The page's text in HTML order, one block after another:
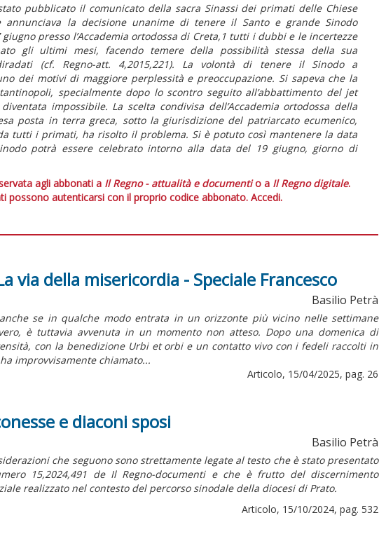
pubblicato il comunicato della sacra Sinassi dei primati delle Chiese
annunciava la decisione unanime di tenere il Santo e grande Sinodo
presso l’Accademia ortodossa di Creta,1 tutti i dubbi e le incertezze
gli ultimi mesi, facendo temere della possibilità stessa della sua
(cf. Regno-att. 4,2015,221). La volontà di tenere il Sinodo a
dei motivi di maggiore perplessità e preoccupazione. Si sapeva che la
specialmente dopo lo scontro seguito all’abbattimento del jet
impossibile. La scelta condivisa dell’Accademia ortodossa della
posta in terra greca, sotto la giurisdizione del patriarcato ecumenico,
tutti i primati, ha risolto il problema. Si è potuto così mantenere la data
potrà essere celebrato intorno alla data del 19 giugno, giorno di
agli abbonati a Il Regno - attualità e documentio a Il Regno digitale.
possono autenticarsi con il proprio codice abbonato. Accedi.
via della misericordia - Speciale Francesco
Basilio Petrà
se in qualche modo entrata in un orizzonte più vicino nelle settimane
è tuttavia avvenuta in un momento non atteso. Dopo una domenica di
con la benedizione Urbi et orbi e un contatto vivo con i fedeli raccolti in
improvvisamente chiamato...
Articolo, 15/04/2025, pag. 26
e diaconi sposi
Basilio Petrà
che seguono sono strettamente legate al testo che è stato presentato
15,2024,491 de Il Regno-documenti e che è frutto del discernimento
realizzato nel contesto del percorso sinodale della diocesi di Prato.
Articolo, 15/10/2024, pag. 532